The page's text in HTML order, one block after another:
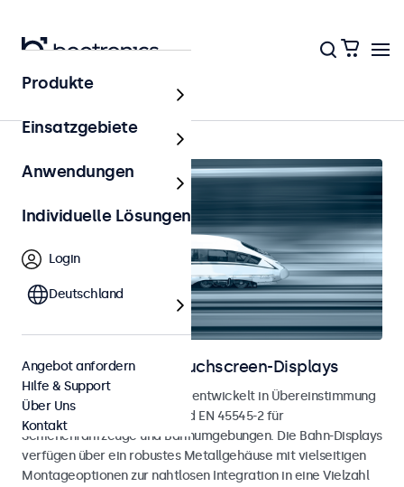
Schienenverkehr
Bahnmonitore und Touchscreen-Displays
Monitore und Touchscreens, entwickelt in Übereinstimmung
mit den Normen EN 50155 und EN 45545-2 für
Schienenfahrzeuge und Bahnumgebungen. Die Bahn-Displays
verfügen über ein robustes Metallgehäuse mit vielseitigen
Montageoptionen zur nahtlosen Integration in eine Vielzahl
Produkte
Einsatzgebiete
Anwendungen
Individuelle Lösungen
Login
Deutschland
Angebot anfordern
Hilfe & Support
Über Uns
Kontakt